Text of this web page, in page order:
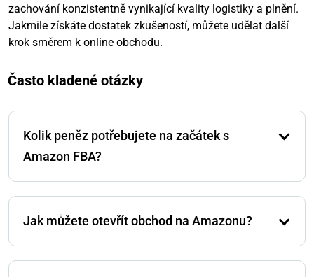
zachování konzistentně vynikající kvality logistiky a plnění.
Jakmile získáte dostatek zkušeností, můžete udělat další
krok směrem k online obchodu.
Často kladené otázky
Kolik peněz potřebujete na začátek s
Amazon FBA?
počátečním kapitálem několika stovek eur. Nicméně, k
Jak můžete otevřít obchod na Amazonu?